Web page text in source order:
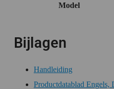
Model
Bijlagen
Handleiding
Productdatablad Engels,